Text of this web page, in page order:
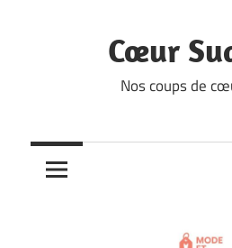
Cœur
Nos coups de